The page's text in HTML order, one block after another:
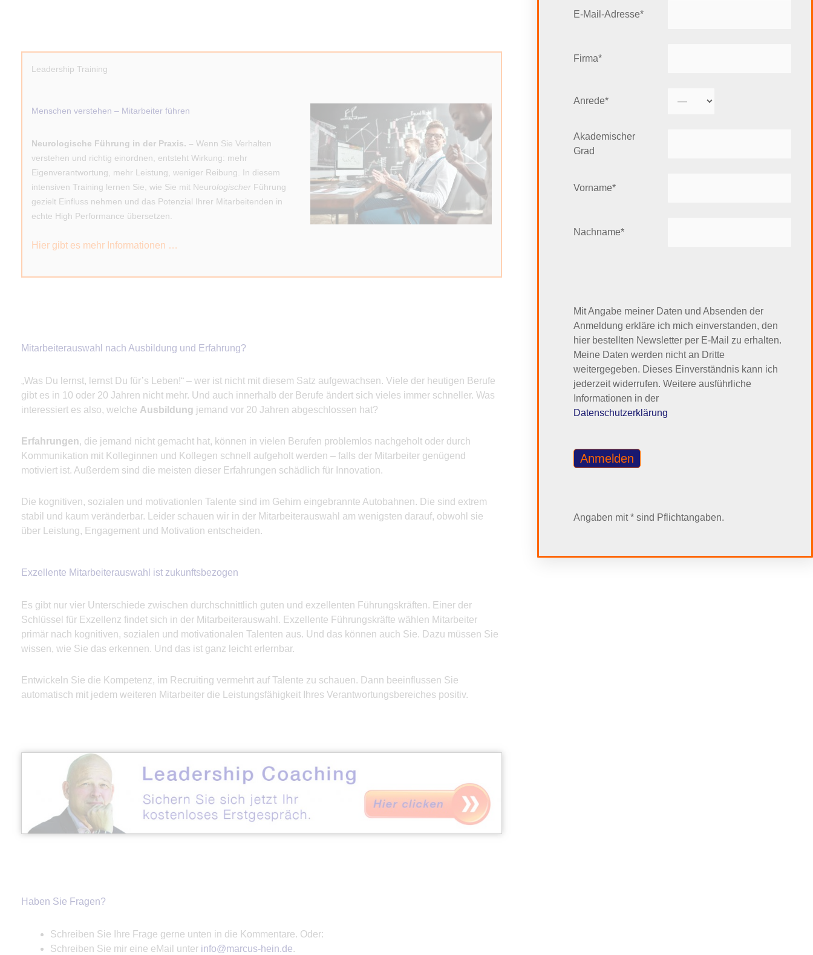
Leadership Training
Menschen verstehen – Mitarbeiter führen
Neurologische Führung in der Praxis. – Wenn Sie Verhalten
verstehen und richtig einordnen, entsteht Wirkung: mehr
Eigenverantwortung, mehr Leistung, weniger Reibung. In diesem
intensiven Training lernen Sie, wie Sie mit Neurologischer Führung
gezielt Einfluss nehmen und das Potenzial Ihrer Mitarbeitenden in
echte High Performance übersetzen.
Hier gibt es mehr Informationen …
Mitarbeiterauswahl nach Ausbildung und Erfahrung?
„Was Du lernst, lernst Du für’s Leben!“ – wer ist nicht mit diesem Satz aufgewachsen. Viele der heutigen Berufe
gibt es in 10 oder 20 Jahren nicht mehr. Und auch innerhalb der Berufe ändert sich vieles immer schneller. Was
interessiert es also, welche Ausbildung jemand vor 20 Jahren abgeschlossen hat?
Erfahrungen, die jemand nicht gemacht hat, können in vielen Berufen problemlos nachgeholt oder durch
Kommunikation mit Kolleginnen und Kollegen schnell aufgeholt werden – falls der Mitarbeiter genügend
motiviert ist. Außerdem sind die meisten dieser Erfahrungen schädlich für Innovation.
Die kognitiven, sozialen und motivationlen Talente sind im Gehirn eingebrannte Autobahnen. Die sind extrem
stabil und kaum veränderbar. Leider schauen wir in der Mitarbeiterauswahl am wenigsten darauf, obwohl sie
über Leistung, Engagement und Motivation entscheiden.
Exzellente Mitarbeiterauswahl ist zukunftsbezogen
Es gibt nur vier Unterschiede zwischen durchschnittlich guten und exzellenten Führungskräften. Einer der
Schlüssel für Exzellenz findet sich in der Mitarbeiterauswahl. Exzellente Führungskräfte wählen Mitarbeiter
primär nach kognitiven, sozialen und motivationalen Talenten aus. Und das können auch Sie. Dazu müssen Sie
wissen, wie Sie das erkennen. Und das ist ganz leicht erlernbar.
Entwickeln Sie die Kompetenz, im Recruiting vermehrt auf Talente zu schauen. Dann beeinflussen Sie
automatisch mit jedem weiteren Mitarbeiter die Leistungsfähigkeit Ihres Verantwortungsbereiches positiv.
Haben Sie Fragen?
Schreiben Sie Ihre Frage gerne unten in die Kommentare. Oder:
Schreiben Sie mir eine eMail unter info@marcus-hein.de.
E-Mail-Adresse*
Firma*
Anrede*
Akademischer
Grad
Vorname*
Nachname*
Mit Angabe meiner Daten und Absenden der
Anmeldung erkläre ich mich einverstanden, den
hier bestellten Newsletter per E-Mail zu erhalten.
Meine Daten werden nicht an Dritte
weitergegeben. Dieses Einverständnis kann ich
jederzeit widerrufen. Weitere ausführliche
Informationen in der
Datenschutzerklärung
Angaben mit * sind Pflichtangaben.